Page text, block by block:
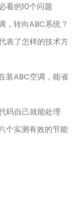
看的10个问题
，转向ABC系统？
表了怎样的技术方
装ABC空调，能省
码自己就能处理
个实测有效的节能